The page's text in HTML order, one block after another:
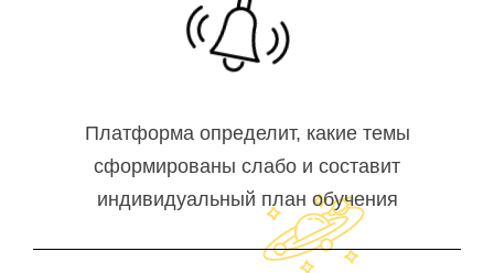
Платформа определит, какие темы
сформированы слабо и составит
индивидуальный план обучения